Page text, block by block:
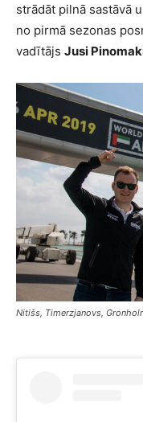
strādāt pilnā sastāvā
no pirmā sezonas
vadītājs Jusi
Nitišs, Timerzjanovs,